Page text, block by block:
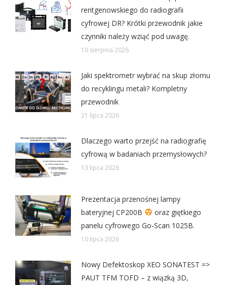
rentgenowskiego do radiografii
cyfrowej DR? Krótki przewodnik jakie
czynniki należy wziąć pod uwagę.
10 sierpnia 2026
Jaki spektrometr wybrać na skup złomu
do recyklingu metali? Kompletny
przewodnik
21 lipca 2026
Dlaczego warto przejść na radiografię
cyfrową w badaniach przemysłowych?
13 lipca 2026
Prezentacja przenośnej lampy
bateryjnej CP200B
oraz giętkiego
panelu cyfrowego Go-Scan 1025B.
10 lipca 2026
Nowy Defektoskop XEO SONATEST =>
PAUT TFM TOFD – z wiązką 3D,